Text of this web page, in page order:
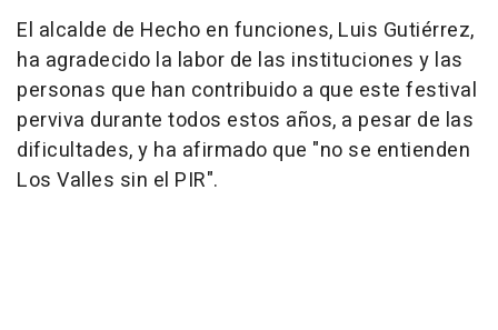
El alcalde de Hecho en funciones, Luis Gutiérrez,
ha agradecido la labor de las instituciones y las
personas que han contribuido a que este festival
perviva durante todos estos años, a pesar de las
dificultades, y ha afirmado que "no se entienden
Los Valles sin el PIR".